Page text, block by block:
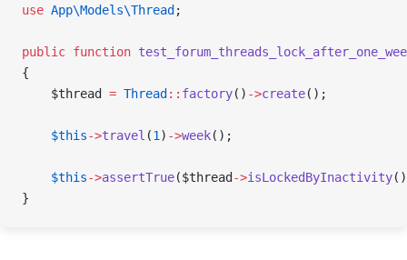
use App\Models\Thread ;
public function
{
    $thread
= Thread :: factory() ->create();
    $this
->travel (1 ) ->week();
    $this
->assertTrue($thread ->isLockedByInactivity
}